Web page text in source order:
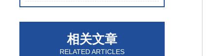
相关文章
RELATED ARTICLES